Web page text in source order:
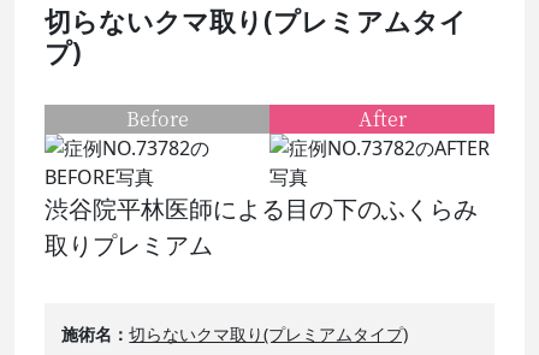
切らないクマ取り(プレミアムタイ
プ)
渋谷院平林医師による目の下のふくらみ
取りプレミアム
施術名
切らないクマ取り(プレミアムタイプ)
Before After